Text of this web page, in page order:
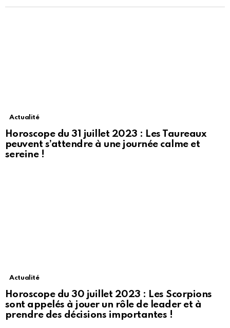
Actualité
Horoscope du 31 juillet 2023 : Les Taureaux
peuvent s’attendre à une journée calme et
sereine !
Actualité
Horoscope du 30 juillet 2023 : Les Scorpions
sont appelés à jouer un rôle de leader et à
prendre des décisions importantes !